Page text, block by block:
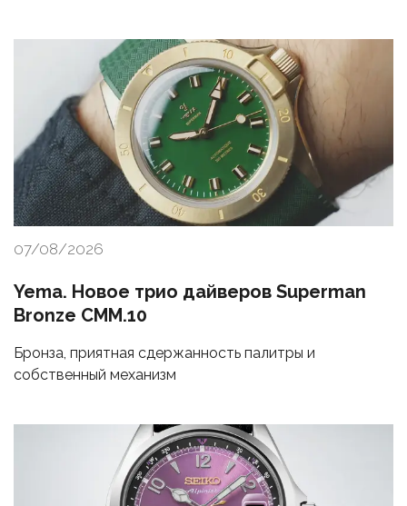
07/08/2026
Yema. Новое трио дайверов Superman
Bronze CMM.10
Бронза, приятная сдержанность палитры и
собственный механизм